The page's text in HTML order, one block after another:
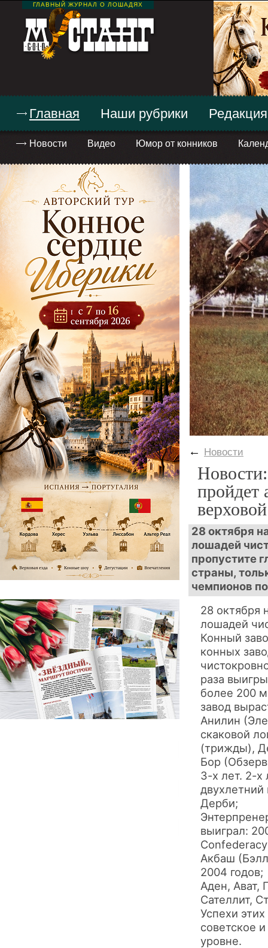
ГЛАВНЫЙ ЖУРНАЛ О ЛОШАДЯХ
Главная
Новости Видео Юмор от конников
Наши рубрики Редакция
← Новости
пройдет
28 октября
лошадей
пропустите
страны,
чемпионов
28 октября
лошадей
Конный
конных
раза
более 200
завод
Анилин
скаковой
(трижды),
Бор
3-х лет. 2-х
двухлетний
Дерби;
выиграл:
Акбаш
2004 годов;
Аден, Ават,
Сателлит,
Успехи
советское
уровне.